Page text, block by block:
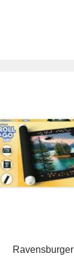
Ravensburger